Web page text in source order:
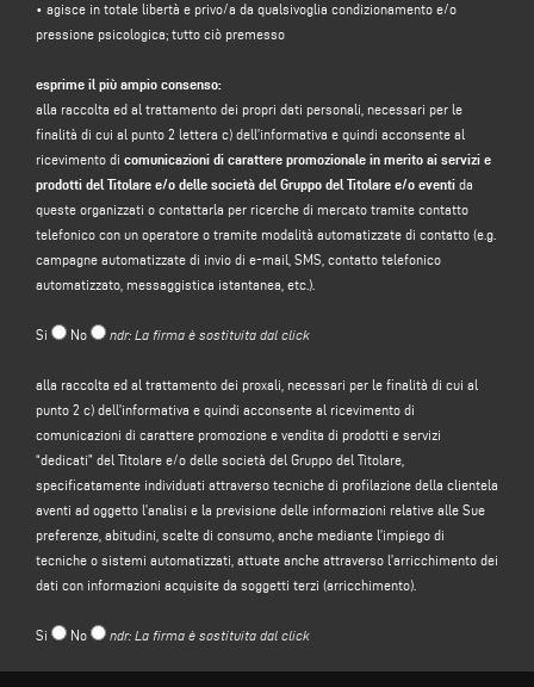
2. DATI PERSONALI TRATTATI, FINALITÀ DEL TRATTAMENTO E BASE GIURIDICA
Il Titolare tratterà i suoi dati personali identificativi e di contatto (quali: nome,
cognome, ragione sociale, indirizzo, città, codice postale, provincia, stato,
indirizzo e-mail, numero di telefono) da Lei direttamente forniti mediante la
compilazione dell’apposito form di raccolta dati presente nella sezione
“CONTATTI” presenti sul sito web del Titolare (www.emmegi.com, il “Sito”).
Il Titolare intende trattare i suoi dati personali al fine di:
rispondere al suo messaggio o alla sua richiesta di informazioni inoltrate
attraverso il presente form, ad esempio per ottenere informazioni su prodotti
aziendale), e per avere un preventivo, ecc.; la base giuridica per tale finalità è il
del GDPR da identificarsi nel ragionevole affidamento che l’utente si aspetti
che i suoi dati personali siano trattati dal Titolare per rispondere ad una sua
richiesta di contatto;
b)
inviarle comunicazioni di carattere promozionale in merito ai servizi e
prodotti del Titolare e/o delle società del Gruppo
del Titolare e/o eventi da
queste organizzati o contattarla per ricerche di mercato tramite contatto
telefonico con un operatore o tramite modalità automatizzate di contatto (e.g.
campagne automatizzate di invio di e-mail, SMS, contatto telefonico
automatizzato, messaggistica istantanea, etc.); la base giuridica per il
6, paragrafo 1, lettera a), del GDPR;
società del Gruppo del Titolare, specificatamente individuati attraverso
• agisce in totale libertà e privo/a da qualsivoglia condizionamento e/o
pressione psicologica; tutto ciò premesso
esprime il più ampio consenso:
alla raccolta ed al trattamento dei propri dati personali, necessari per le
finalità di cui al punto 2 lettera c) dell’informativa e quindi acconsente al
ricevimento di comunicazioni di carattere promozionale in merito ai servizi e
prodotti del Titolare e/o delle società del Gruppo del Titolare e/o eventi da
queste organizzati o contattarla per ricerche di mercato tramite contatto
telefonico con un operatore o tramite modalità automatizzate di contatto (e.g.
campagne automatizzate di invio di e-mail, SMS, contatto telefonico
automatizzato, messaggistica istantanea, etc.).
Si No ndr: La firma è sostituita dal click
alla raccolta ed al trattamento dei proxali, necessari per le finalità di cui al
punto 2 c) dell’informativa e quindi acconsente al ricevimento di
comunicazioni di carattere promozione e vendita di prodotti e servizi
“dedicati” del Titolare e/o delle società del Gruppo del Titolare,
specificatamente individuati attraverso tecniche di profilazione della clientela
aventi ad oggetto l’analisi e la previsione delle informazioni relative alle Sue
preferenze, abitudini, scelte di consumo, anche mediante l’impiego di
tecniche o sistemi automatizzati, attuate anche attraverso l’arricchimento dei
dati con informazioni acquisite da soggetti terzi (arricchimento).
Si No ndr: La firma è sostituita dal click